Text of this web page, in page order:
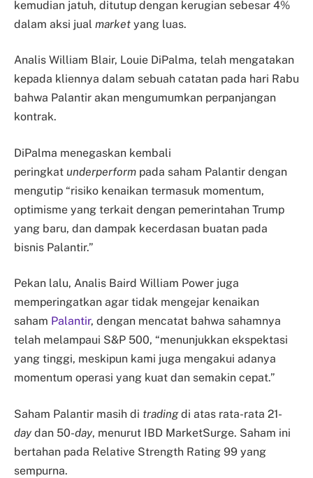
kemudian jatuh, ditutup dengan kerugian sebesar 4%
dalam aksi jual market yang luas.
Analis William Blair, Louie DiPalma, telah mengatakan
kepada kliennya dalam sebuah catatan pada hari Rabu
bahwa Palantir akan mengumumkan perpanjangan
kontrak.
DiPalma menegaskan kembali
peringkat underperform pada saham Palantir dengan
mengutip “risiko kenaikan termasuk momentum,
optimisme yang terkait dengan pemerintahan Trump
yang baru, dan dampak kecerdasan buatan pada
bisnis Palantir.”
Pekan lalu, Analis Baird William Power juga
memperingatkan agar tidak mengejar kenaikan
saham Palantir, dengan mencatat bahwa sahamnya
telah melampaui S&P 500, “menunjukkan ekspektasi
yang tinggi, meskipun kami juga mengakui adanya
momentum operasi yang kuat dan semakin cepat.”
Saham Palantir masih di tradingdi atas rata-rata 21-
day dan 50-day, menurut IBD MarketSurge. Saham ini
bertahan pada Relative Strength Rating 99 yang
sempurna.